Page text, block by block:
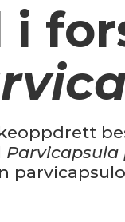
Parvicapsula